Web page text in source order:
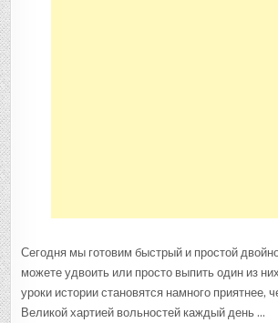
Сегодня мы готовим быстрый и простой
можете удвоить или просто выпить один из
уроки истории становятся намного приятнее,
Великой хартией вольностей каждый день …